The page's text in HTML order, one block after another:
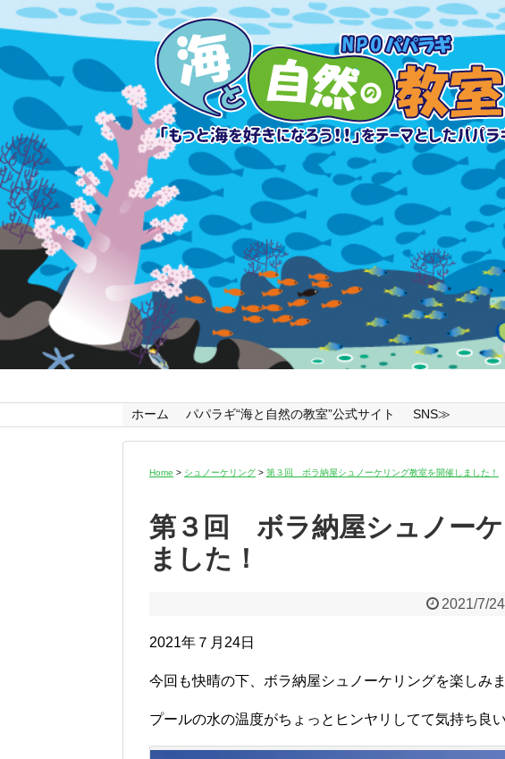
ホーム パパラギ“海と自然の教室”公式サイト SNS≫
Home > シュノーケリング > 第３回 ボラ納屋シュノーケリング教室を開催しました！
第３回 ボラ納屋シュノーケ
ました！
2021/7/24
2021年７月24日
今回も快晴の下、ボラ納屋シュノーケリングを楽しみま
プールの水の温度がちょっとヒンヤリしてて気持ち良い